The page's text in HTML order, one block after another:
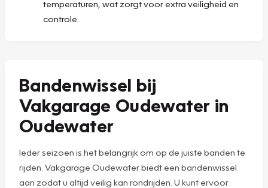
temperaturen, wat zorgt voor extra veiligheid en
controle.
Bandenwissel bij
Vakgarage Oudewater in
Oudewater
Ieder seizoen is het belangrijk om op de juiste banden te
rijden. Vakgarage Oudewater biedt een bandenwissel
aan zodat u altijd veilig kan rondrijden. U kunt ervoor